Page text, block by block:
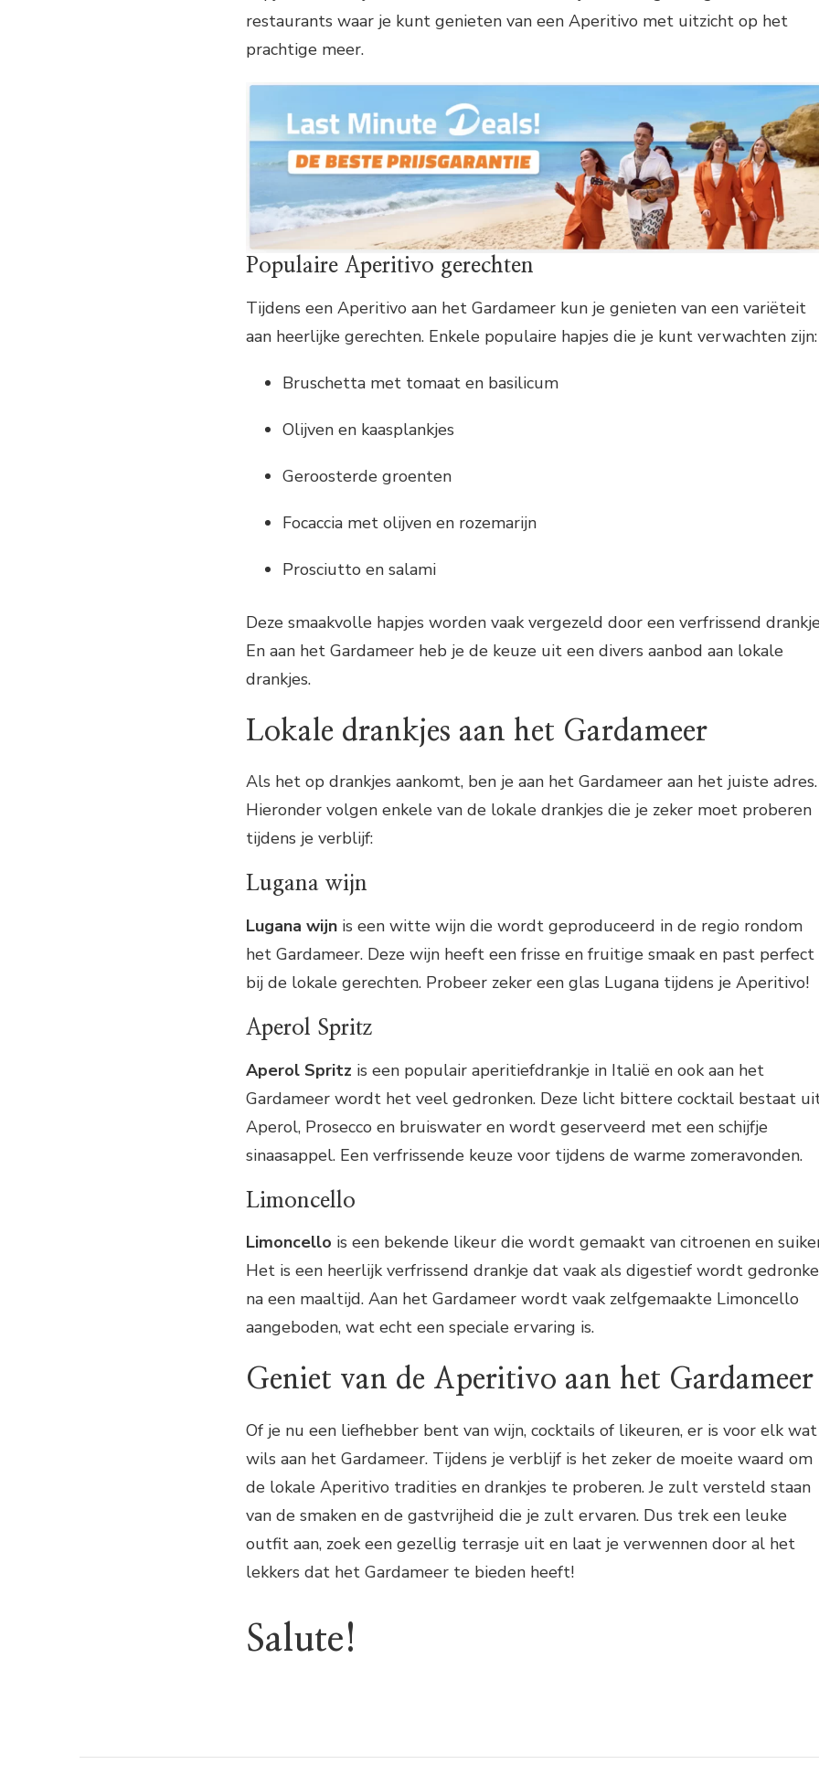
restaurants waar je kunt genieten van een Aperitivo met uitzicht op het
prachtige meer.
Populaire Aperitivo gerechten
Tijdens een Aperitivo aan het Gardameer kun je genieten van een variëteit
aan heerlijke gerechten. Enkele populaire hapjes die je kunt verwachten zijn:
Bruschetta met tomaat en basilicum
Olijven en kaasplankjes
Geroosterde groenten
Focaccia met olijven en rozemarijn
Prosciutto en salami
Deze smaakvolle hapjes worden vaak vergezeld door een verfrissend
En aan het Gardameer heb je de keuze uit een divers aanbod aan lokale
drankjes.
Lokale drankjes aan het Gardameer
Als het op drankjes aankomt, ben je aan het Gardameer aan het juiste adres.
Hieronder volgen enkele van de lokale drankjes die je zeker moet proberen
tijdens je verblijf:
Lugana wijn
Lugana wijn is een witte wijn die wordt geproduceerd in de regio rondom
het Gardameer. Deze wijn heeft een frisse en fruitige smaak en past perfect
bij de lokale gerechten. Probeer zeker een glas Lugana tijdens je Aperitivo!
Aperol Spritz
Aperol Spritz is een populair aperitiefdrankje in Italië en ook aan het
Gardameer wordt het veel gedronken. Deze licht bittere cocktail bestaat
Aperol, Prosecco en bruiswater en wordt geserveerd met een schijfje
sinaasappel. Een verfrissende keuze voor tijdens de warme zomeravonden.
Limoncello
Limoncello is een bekende likeur die wordt gemaakt van citroenen en
Het is een heerlijk verfrissend drankje dat vaak als digestief wordt
na een maaltijd. Aan het Gardameer wordt vaak zelfgemaakte Limoncello
aangeboden, wat echt een speciale ervaring is.
Geniet van de Aperitivo aan het Gardameer
Of je nu een liefhebber bent van wijn, cocktails of likeuren, er is voor elk wat
wils aan het Gardameer. Tijdens je verblijf is het zeker de moeite waard om
de lokale Aperitivo tradities en drankjes te proberen. Je zult versteld staan
van de smaken en de gastvrijheid die je zult ervaren. Dus trek een leuke
outfit aan, zoek een gezellig terrasje uit en laat je verwennen door al het
lekkers dat het Gardameer te bieden heeft!
Salute!